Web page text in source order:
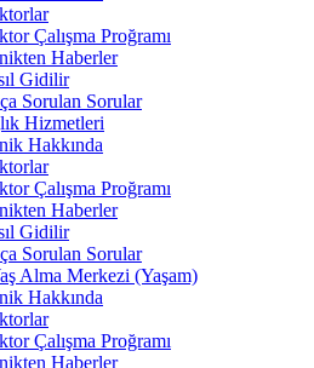
Çalışma Proğramı
Haberler
Gidilir
Sorulan Sorular
Hizmetleri
Hakkında
Çalışma Proğramı
Haberler
Gidilir
Sorulan Sorular
Alma Merkezi (Yaşam)
Hakkında
Çalışma Proğramı
Haberler